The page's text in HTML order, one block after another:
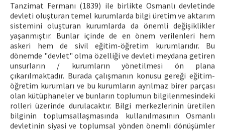
Tanzimat Fermanı (1839) ile birlikte Osmanlı devletinde
devleti oluşturan temel kurumlarda bilgi üretim ve aktarım
sistemini oluşturan kurumlarda da önemli değişiklikler
yaşanmıştır. Bunlar içinde de en önem verilenleri hem
askeri hem de sivil eğitim-öğretim kurumlarıdır. Bu
dönemde "devlet" olma özelliği ve devleti meydana getiren
unsurların / kurumların yönetilmesi ön plana
çıkarılmaktadır. Burada çalışmanın konusu gereği eğitim-
öğretim kurumları ve bu kurumların ayrılmaz birer parçası
olan kütüphaneler ve bunların toplumun bilgilenmesindeki
rolleri üzerinde durulacaktır. Bilgi merkezlerinin üretilen
bilginin toplumsallaşmasında kullanılmasının Osmanlı
devletinin siyasi ve toplumsal yönden önemli dönüşümler